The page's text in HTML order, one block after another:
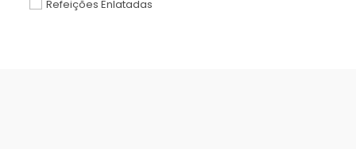
Refeições Enlatadas